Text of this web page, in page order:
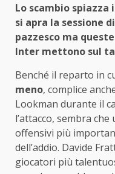
Lo scambio
si apra la sessione
pazzesco ma
Inter mettono sul
Benché il reparto in
meno, complice
Lookman durante il
l’attacco, sembra
offensivi più
dell’addio. Davide
giocatori più